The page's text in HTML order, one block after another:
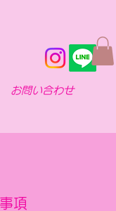
お問い合わせ
項